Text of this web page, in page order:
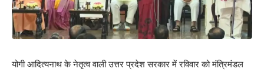
योगी आदित्यनाथ के नेतृत्व वाली उत्तर प्रदेश सरकार में रविवार को मंत्रिमंडल